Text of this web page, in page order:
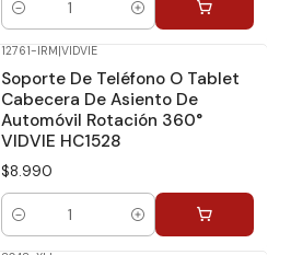
Cantidad
12761-IRM VIDVIE
Soporte De Teléfono O Tablet
Cabecera De Asiento De
Automóvil Rotación 360°
VIDVIE HC1528
$8.990
Cantidad